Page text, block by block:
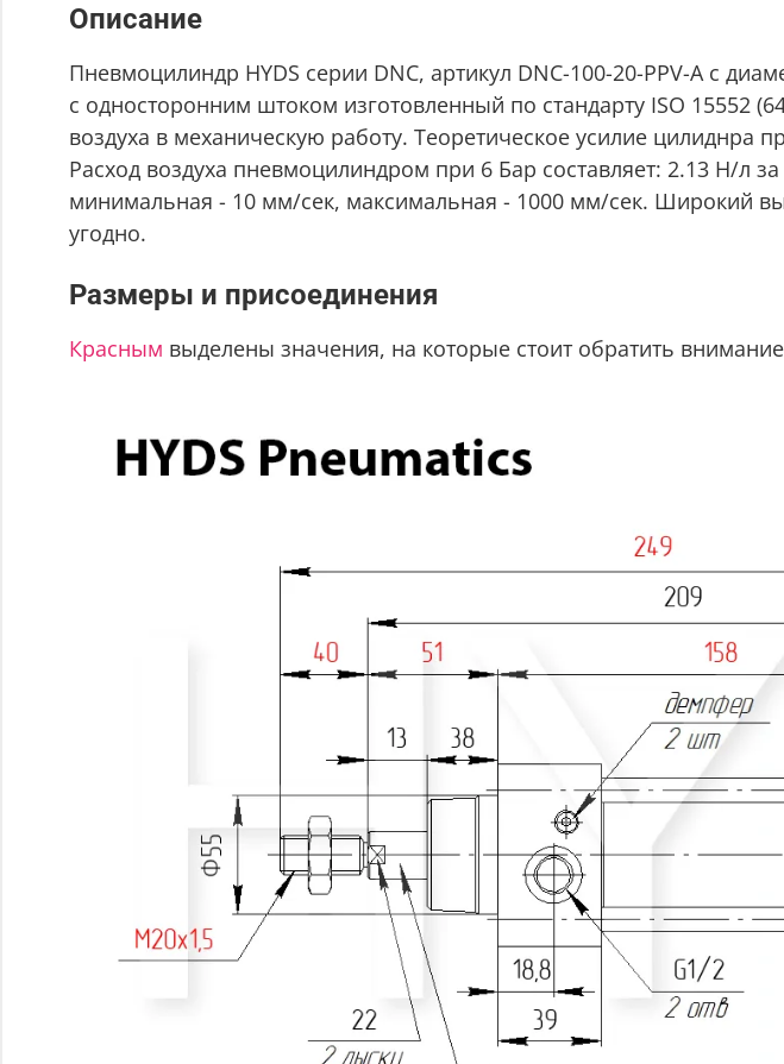
Описание
Пневмоцилиндр HYDS серии DNC, артикул DNC-100-20-PPV-A с
с односторонним штоком изготовленный по стандарту ISO 15552
воздуха в механическую работу. Теоретическое усилие цилиднра
Расход воздуха пневмоцилиндром при 6 Бар составляет: 2.13 Н/л
минимальная - 10 мм/сек, максимальная - 1000 мм/сек. Широкий
угодно.
Размеры и присоединения
Красным выделены значения, на которые стоит обратить